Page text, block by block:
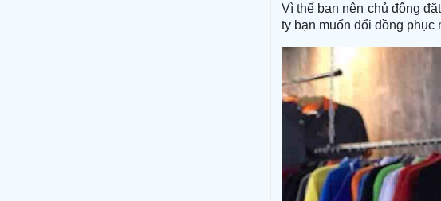
Vì thế bạn nên chủ động
ty bạn muốn đổi đồng phục